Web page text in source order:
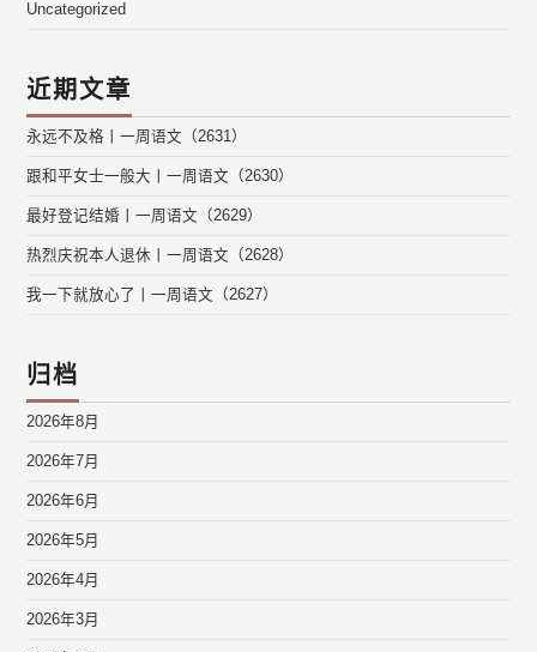
Uncategorized
近期文章
永远不及格丨一周语文（2631）
跟和平女士一般大丨一周语文（2630）
最好登记结婚丨一周语文（2629）
热烈庆祝本人退休丨一周语文（2628）
我一下就放心了丨一周语文（2627）
归档
2026年8月
2026年7月
2026年6月
2026年5月
2026年4月
2026年3月